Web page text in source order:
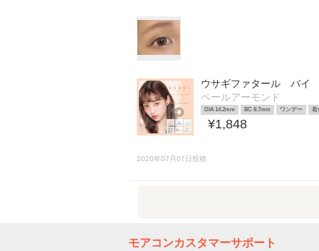
ウサギファタール バイ
ペールアーモンド
DIA 14.2mm BC 8.7mm ワンデー 着
¥1,848
2020年07月07日投稿
モアコンカスタマーサポート